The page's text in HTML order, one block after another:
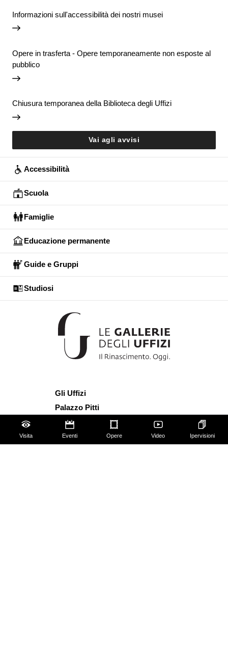
Visita Eventi Opere Video Ipervisioni
Informazioni sull'accessibilità dei nostri musei
Opere in trasferta - Opere temporaneamente non esposte al
pubblico
Chiusura temporanea della Biblioteca degli Uffizi
Vai agli avvisi
Accessibilità
Scuola
Famiglie
Educazione permanente
Guide e Gruppi
Studiosi
Gli Uffizi
Palazzo Pitti
Giardino di Boboli
Corridoio Vasariano